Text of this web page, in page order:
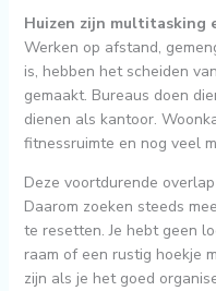
Huizen zijn multitasking
Werken op afstand,
is, hebben het scheiden
gemaakt. Bureaus doen
dienen als kantoor.
fitnessruimte en nog veel
Deze voortdurende
Daarom zoeken steeds
te resetten. Je hebt geen
raam of een rustig hoekje
zijn als je het goed